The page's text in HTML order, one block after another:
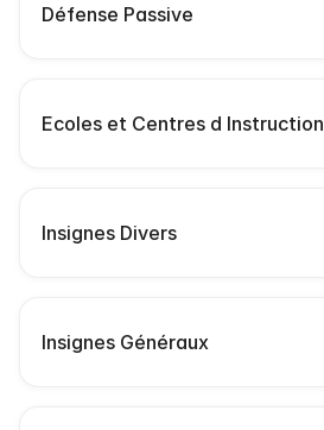
Défense Passive
Ecoles et Centres d Instruction
Insignes Divers
Insignes Généraux